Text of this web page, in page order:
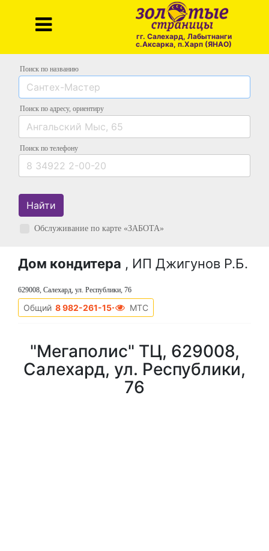
гг. Салехард, Лабытнанги
с.Аксарка, п.Харп (ЯНАО)
Поиск по названию
Поиск по адресу, ориентиру
Поиск по телефону
Найти
Обслуживание по карте «ЗАБОТА»
Дом кондитера , ИП Джигунов Р.Б.
629008, Салехард, ул. Республики, 76
Общий 8 982-261-15-73 МТС
"Мегаполис" ТЦ, 629008,
Салехард, ул. Республики,
76